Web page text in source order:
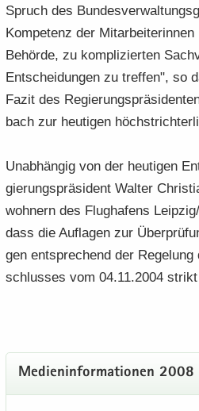
Spruch des
Kom­pe­tenz der
Be­hör­de, zu kom­pli­zier­ten
Ent­schei­dun­gen zu tref­fen", so
Fazit des
bach zur heu­ti­gen
Un­ab­hän­gig von der heu­ti­gen
gie­rungs­prä­si­dent Wal­ter
woh­nern des Flug­ha­fens
dass die Auf­la­gen zur
gen ent­spre­chend der
schlus­ses vom 04.11.2004
Me­di­en­in­for­ma­tio­nen 2008